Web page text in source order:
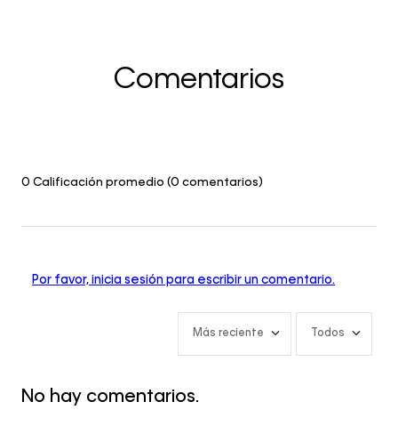
Comentarios
0 Calificación promedio (0 comentarios)
Por favor, inicia sesión para escribir un comentario.
Más reciente Todos
No hay comentarios.